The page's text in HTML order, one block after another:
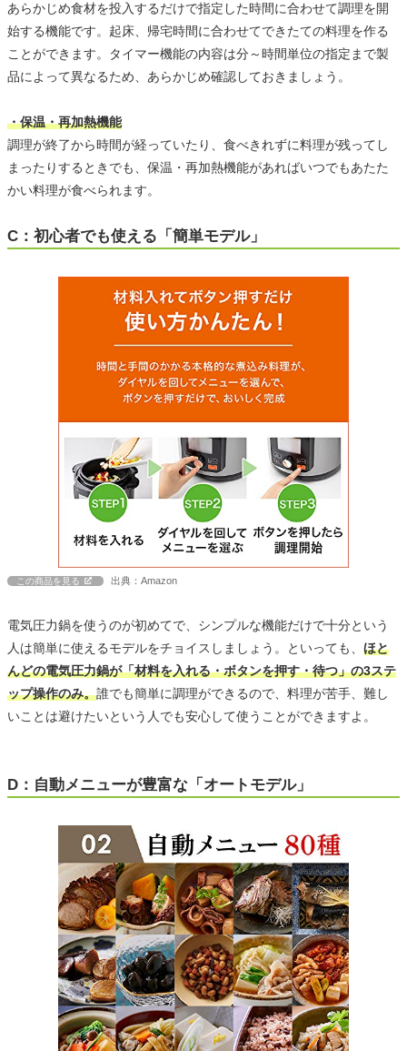
あらかじめ食材を投入するだけで指定した時間に合わせて調理を開
始する機能です。起床、帰宅時間に合わせてできたての料理を作る
ことができます。タイマー機能の内容は分～時間単位の指定まで製
品によって異なるため、あらかじめ確認しておきましょう。
・保温・再加熱機能
調理が終了から時間が経っていたり、食べきれずに料理が残ってし
まったりするときでも、保温・再加熱機能があればいつでもあたた
かい料理が食べられます。
C：初心者でも使える「簡単モデル」
この商品を見る 出典：Amazon
電気圧力鍋を使うのが初めてで、シンプルな機能だけで十分という
人は簡単に使えるモデルをチョイスしましょう。といっても、 ほと
んどの電気圧力鍋が「材料を入れる・ボタンを押す・待つ」の3ステ
ップ操作のみ。誰でも簡単に調理ができるので、料理が苦手、難し
いことは避けたいという人でも安心して使うことができますよ。
D：自動メニューが豊富な「オートモデル」